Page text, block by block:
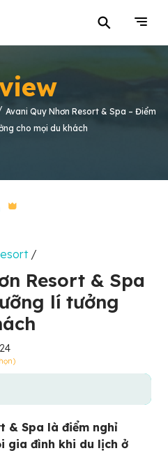
⚲
Avani Quy Nhơn Resort & Spa – Điểm
cho mọi du khách
/
Resort & Spa
lí tưởng
& Spa là điểm nghỉ
gia đình khi du lịch ở